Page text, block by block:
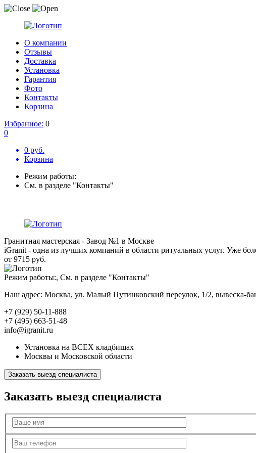
О компании
Отзывы
Доставка
Установка
Гарантия
Фото
Контакты
Корзина
Избранное: 0
0
0 руб.
Корзина
Режим работы:
См. в разделе "Контакты"
Гранитная мастерская - Завод №1 в Москве
iGranit - одна из лучших компаний в области ритуальных услуг. Уже
от 9715 руб.
Режим работы:, См. в разделе "Контакты"
Наш адрес: Москва, ул. Малый Путинковский переулок, 1/2, вывеска-
+7 (929) 50-11-888
+7 (495) 663-51-48
info@igranit.ru
Установка на ВСЕХ кладбищах
Москвы и Московской области
Заказать выезд специалиста
Заказать выезд специалиста